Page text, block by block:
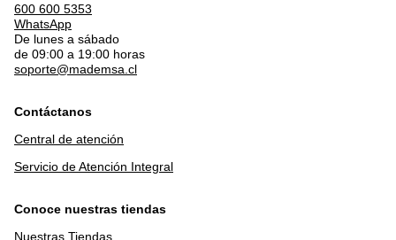
600 600 5353
WhatsApp
De lunes a sábado
de 09:00 a 19:00 horas
soporte@mademsa.cl
Contáctanos
Central de atención
Servicio de Atención Integral
Conoce nuestras tiendas
Nuestras Tiendas